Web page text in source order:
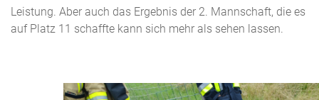
Leistung. Aber auch das Ergebnis der 2. Mannschaft, die es
auf Platz 11 schaffte kann sich mehr als sehen lassen.